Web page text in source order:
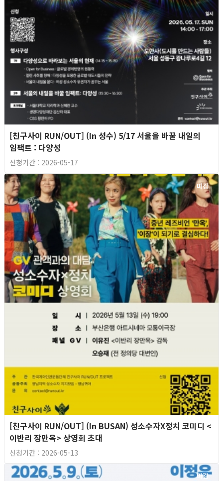
[친구사이 RUN/OUT] (In 성수) 5/17 서울을 바꿀 내일의
임팩트 : 다양성
신청기간 : 2026-05-17
마감
[친구사이 RUN/OUT] (In BUSAN) 성소수자X정치 코미디 <
이반리 장만옥> 상영회 초대
신청기간 : 2026-05-13
마감